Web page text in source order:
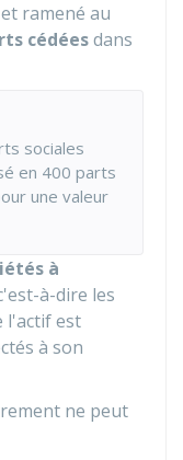
et ramené au
cédéesdans
sociales
en 400 parts
une valeur
à
à-dire les
l'actif est
à son
ne peut